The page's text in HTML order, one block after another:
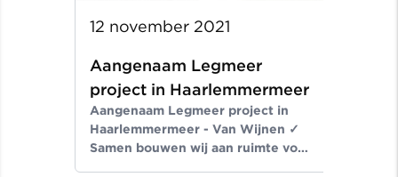
12 november 2021
Aangenaam Legmeer
project in Haarlemmermeer
Aangenaam Legmeer project in
Haarlemmermeer - Van Wijnen ✓
Samen bouwen wij aan ruimte voor